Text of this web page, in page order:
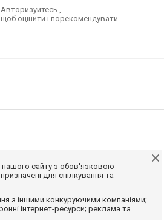
Авторизуйтесь,
щоб оцінити і порекомендувати
нашого сайту з обов'язковою
для спілкування та
з іншими конкуруючими компаніями;
інтернет-ресурси; реклама та